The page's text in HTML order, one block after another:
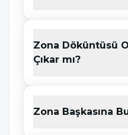
fark eden kişiler,
süreç geçiriyor hem
komplikasyonlardan
artırıyor.
Zona Hastalığı
Zona Döküntüsü
Çıkar mı?
Zona Başkasına